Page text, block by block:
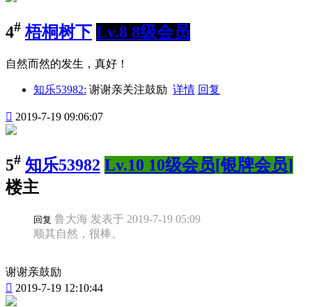
4# 梧桐树下 Lv.8 8级会员
自然而然的发生，真好！
知乐53982: 谢谢亲关注鼓励 详情 回复
 2019-7-19 09:06:07
5# 知乐53982 Lv.10 10级会员[银牌会员]
楼主
回复 鲁大海 发表于 2019-7-19 05:09
顺其自然，很棒。
谢谢亲鼓励
 2019-7-19 12:10:44